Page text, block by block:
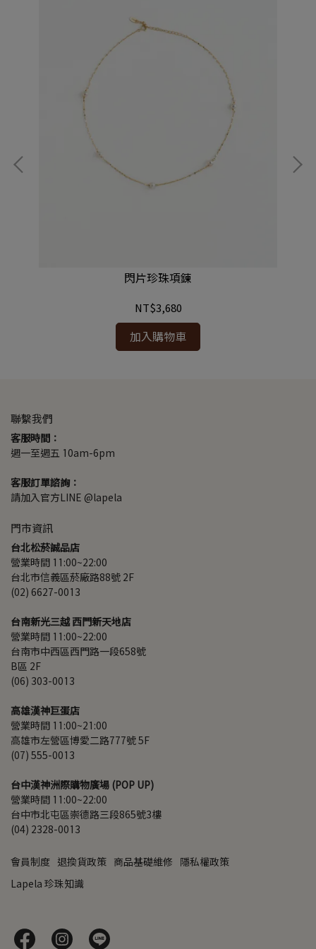
閃片珍珠項鍊
NT$3,680
加入購物車
聯繫我們
客服時間：
週一至週五 10am-6pm
客服訂單諮詢：
請加入官方LINE @lapela
門市資訊
台北松菸誠品店
營業時間 11:00~22:00
台北市信義區菸廠路88號 2F
(02) 6627-0013
台南新光三越 西門新天地店
營業時間 11:00~22:00
台南市中西區西門路一段658號
B區 2F
(06) 303-0013
高雄漢神巨蛋店
營業時間 11:00~21:00
高雄市左營區博愛二路777號 5F
(07) 555-0013
台中漢神洲際購物廣場 (POP UP)
營業時間 11:00~22:00
台中市北屯區崇德路三段865號3樓
(04) 2328-0013
會員制度 退換貨政策 商品基礎維修
隱私權政策
Lapela 珍珠知識